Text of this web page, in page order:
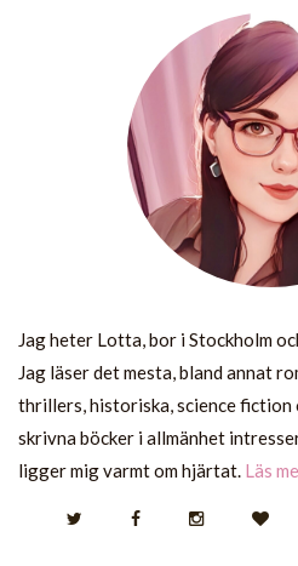
Jag heter Lotta, bor i Stockholm
Jag läser det mesta, bland annat
thrillers, historiska, science fiction
skrivna böcker i allmänhet
ligger mig varmt om hjärtat. Läs